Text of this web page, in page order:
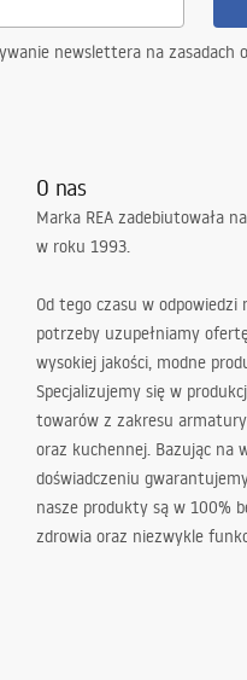
newslettera na zasadach
O nas
Marka REA zadebiutowała
w roku 1993.
Od tego czasu w odpowiedzi
potrzeby uzupełniamy
wysokiej jakości, modne
Specjalizujemy się w
towarów z zakresu
oraz kuchennej. Bazując na
doświadczeniu
nasze produkty są w 100%
zdrowia oraz niezwykle